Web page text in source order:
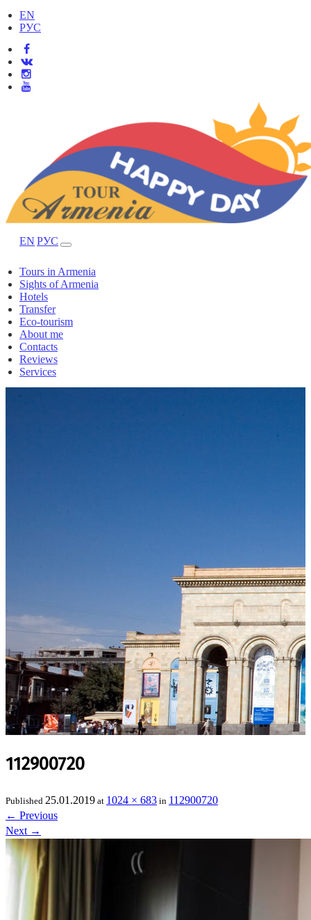
EN
РУС
EN РУС
Tours in Armenia
Sights of Armenia
Hotels
Transfer
Eco-tourism
About me
Contacts
Reviews
Services
112900720
Published 25.01.2019 at 1024 × 683 in 112900720
← Previous
Next →